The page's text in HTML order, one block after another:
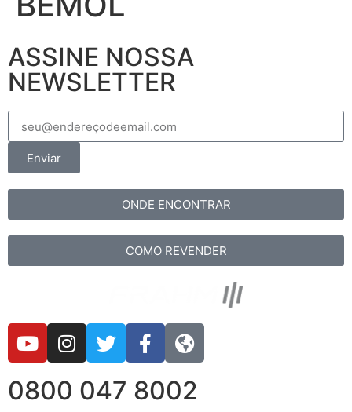
ASSINE NOSSA
NEWSLETTER
Enviar
ONDE ENCONTRAR
COMO REVENDER
0800 047 8002